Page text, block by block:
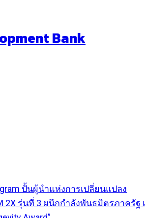
Bank
ปั้นผู้นำแห่งการเปลี่ยนแปลง
2X รุ่นที่ 3 ผนึกกำลังพันธมิตรภาครั